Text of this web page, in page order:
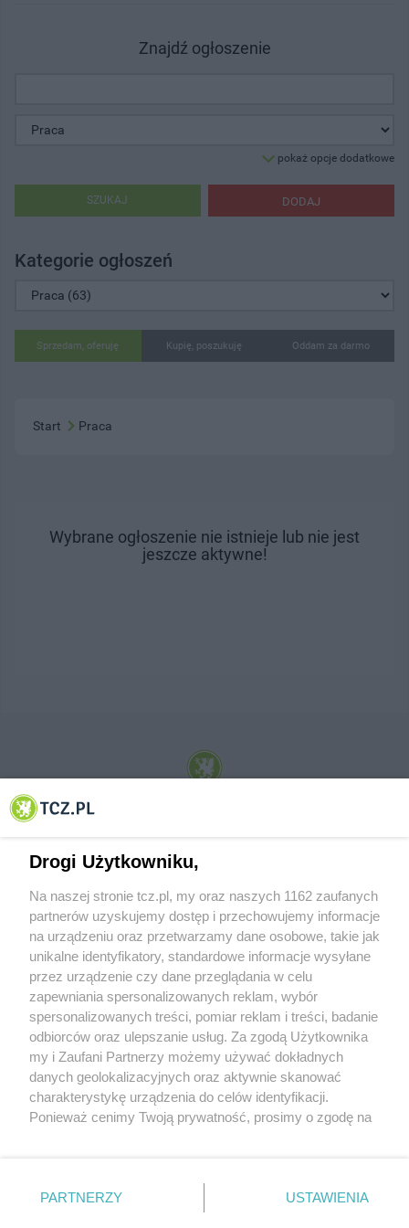
Znajdź ogłoszenie
pokaż opcje dodatkowe
DODAJ
SZUKAJ
Kategorie ogłoszeń
Sprzedam, oferuję Kupię, poszukuję Oddam za darmo
Start Praca
Wybrane ogłoszenie nie istnieje lub nie jest
jeszcze aktywne!
© 2001-2026 Tczew - TCZ.PL Sp. z o.o. Internetowy Serwis Informacyjny Miasta
O FIRMIE POLITYKA PRYWATNOŚCI HOSTING
REKLAMA WSPÓŁPRACA RSS FACEBOOK KONTAKT
Nasze serwisy
Aktualności
Tcz24
Historia miasta
Muzyka i kultura
Archiwum wydarzeń
Zdjęcia miasta
Drogi Użytkowniku,
Na naszej stronie tcz.pl, my oraz naszych 1162 zaufanych
partnerów uzyskujemy dostęp i przechowujemy informacje
na urządzeniu oraz przetwarzamy dane osobowe, takie jak
unikalne identyfikatory, standardowe informacje wysyłane
przez urządzenie czy dane przeglądania w celu
zapewniania spersonalizowanych reklam, wybór
spersonalizowanych treści, pomiar reklam i treści, badanie
odbiorców oraz ulepszanie usług. Za zgodą Użytkownika
my i Zaufani Partnerzy możemy używać dokładnych
danych geolokalizacyjnych oraz aktywnie skanować
charakterystykę urządzenia do celów identyfikacji.
Ponieważ cenimy Twoją prywatność, prosimy o zgodę na
znajdujący się w lewym dolnym rogu strony
. Niektóre
PARTNERZY USTAWIENIA